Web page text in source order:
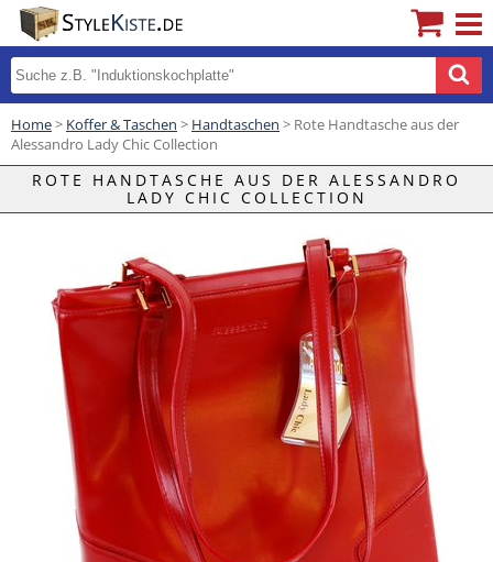
Home> Koffer & Taschen > Handtaschen > Rote Handtasche aus der
Alessandro Lady Chic Collection
ROTE HANDTASCHE AUS DER ALESSANDRO
LADY CHIC COLLECTION